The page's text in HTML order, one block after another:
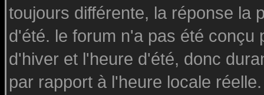
toujours différente, la réponse la
d'été. le forum n'a pas été conçu
d'hiver et l'heure d'été, donc
par rapport à l'heure locale réelle.